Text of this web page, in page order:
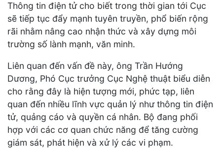
Thông tin điện tử cho biết trong thời gian tới Cục
sẽ tiếp tục đẩy mạnh tuyên truyền, phổ biến rộng
rãi nhằm nâng cao nhận thức và xây dựng môi
trường số lành mạnh, văn minh.
Liên quan đến vấn đề này, ông Trần Hướng
Dương, Phó Cục trưởng Cục Nghệ thuật biểu diễn
cho rằng đây là hiện tượng mới, phức tạp, liên
quan đến nhiều lĩnh vực quản lý như thông tin điện
tử, quảng cáo và quyền cá nhân. Bộ đang phối
hợp với các cơ quan chức năng để tăng cường
giám sát, phát hiện và xử lý các vi phạm.